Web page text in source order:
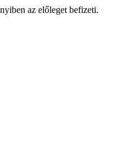
az előleget befizeti.